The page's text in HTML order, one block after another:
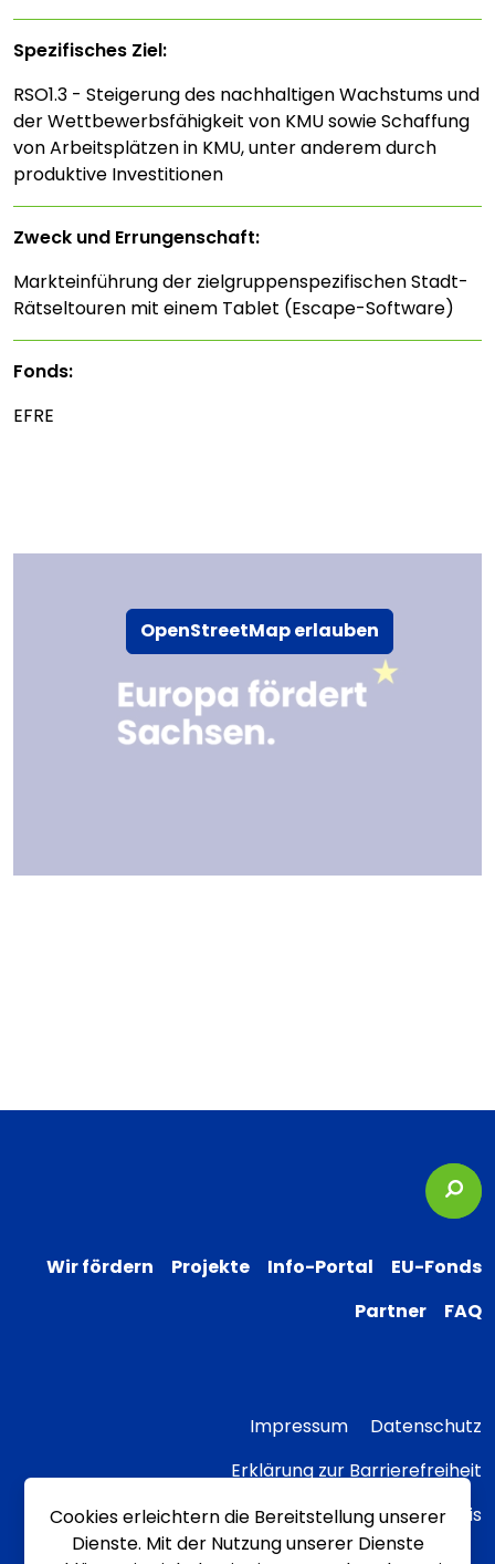
OpenStreetMap erlauben
Spezifisches Ziel:
RSO1.3 - Steigerung des nachhaltigen Wachstums und
der Wettbewerbsfähigkeit von KMU sowie Schaffung
von Arbeitsplätzen in KMU, unter anderem durch
produktive Investitionen
Zweck und Errungenschaft:
Markteinführung der zielgruppenspezifischen Stadt-
Rätseltouren mit einem Tablet (Escape-Software)
Fonds:
EFRE
Wir fördern Projekte Info-Portal
EU-Fonds
Partner
FAQ
Impressum
Datenschutz
Erklärung zur Barrierefreiheit
Transparenzhinweis
Cookies erleichtern die Bereitstellung unserer
Dienste. Mit der Nutzung unserer Dienste